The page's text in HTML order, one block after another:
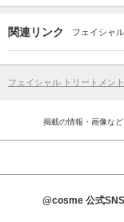
関連リンク フェイシャ
フェイシャル トリートメン
掲載の情報・画像な
@cosme 公式